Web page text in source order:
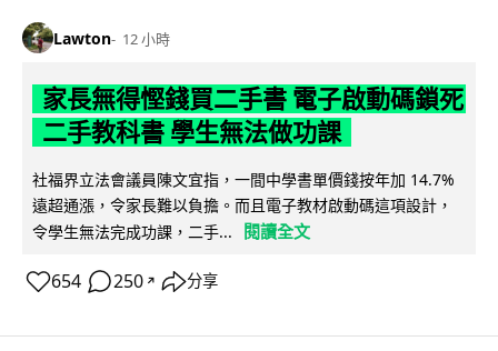
Lawton 12 小時
家長無得慳錢買二手書 電子啟動碼鎖死
二手教科書 學生無法做功課
社福界立法會議員陳文宜指，一間中學書單價錢按年加 14.7%
遠超通漲，令家長難以負擔。而且電子教材啟動碼這項設計，
令學生無法完成功課，二手...
閱讀全文
654 250 ↗ 分享